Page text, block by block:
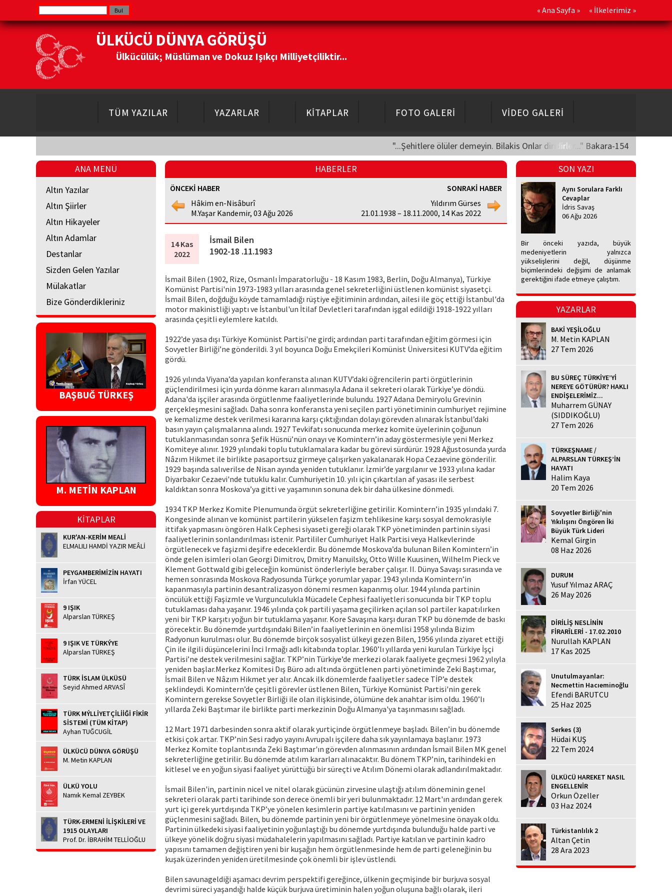
« Ana Sayfa » « İlkelerimiz »
ÜLKÜCÜ DÜNYA GÖRÜŞÜ
Ülkücülük; Müslüman ve Dokuz Işıkçı Milliyetçiliktir...
TÜM YAZILAR YAZARLAR KİTAPLAR FOTO GALERİ VİDEO GALERİ
"...Şehitlere ölüler demeyin. Bilakis Onlar diridirler..." Bakara-154
ANA MENÜ
Altın Yazılar
Altın Şiirler
Altın Hikayeler
Altın Adamlar
Destanlar
Sizden Gelen Yazılar
Mülakatlar
Bize Gönderdikleriniz
BAŞBUĞ TÜRKEŞ
M. METİN KAPLAN
KİTAPLAR
KUR'AN-KERİM MEALİ
ELMALILI HAMDİ YAZIR MEÂLİ
PEYGAMBERİMİZİN HAYATI
İrfan YÜCEL
9 IŞIK
Alparslan TÜRKEŞ
9 IŞIK VE TÜRKÝYE
Alparslan TÜRKEŞ
TÜRK İSLAM ÜLKÜSÜ
Seyid Ahmed ARVASÎ
TÜRK MÝLLİYETÇİLİİĞİ FİKİR
SİSTEMİ (TÜM KİTAP)
Ayhan TUĞCUGİL
ÜLKÜCÜ DÜNYA GÖRÜŞÜ
M. Metin KAPLAN
ÜLKÜ YOLU
Namık Kemal ZEYBEK
TÜRK-ERMENİ İLİŞKİLERİ VE
1915 OLAYLARI
Prof. Dr. İBRAHİM TELLİOĞLU
HABERLER
ÖNCEKİ HABER
Hâkim en-Nisâburî
M.Yaşar Kandemir, 03 Ağu 2026
SONRAKİ HABER
Yıldırım Gürses
21.01.1938 – 18.11.2000, 14 Kas 2022
14 Kas
2022
İsmail Bilen
1902-18 .11.1983
İsmail Bilen (1902, Rize, Osmanlı İmparatorluğu - 18 Kasım 1983, Berlin, Doğu Almanya), Türkiye
Komünist Partisi'nin 1973-1983 yılları arasında genel sekreterliğini üstlenen komünist siyasetçi.
İsmail Bilen, doğduğu köyde tamamladığı rüştiye eğitiminin ardından, ailesi ile göç ettiği İstanbul'da
motor makinistliği yaptı ve İstanbul'un İtilaf Devletleri tarafından işgal edildiği 1918-1922 yılları
arasında çeşitli eylemlere katıldı.
1922’de yasa dışı Türkiye Komünist Partisi'ne girdi; ardından parti tarafından eğitim görmesi için
Sovyetler Birliği’ne gönderildi. 3 yıl boyunca Doğu Emekçileri Komünist Üniversitesi KUTV’da eğitim
gördü.
1926 yılında Viyana’da yapılan konferansta alınan KUTV’daki öğrencilerin parti örgütlerinin
güçlendirilmesi için yurda dönme kararı alınmasıyla Adana il sekreteri olarak Türkiye’ye döndü.
Adana'da işçiler arasında örgütlenme faaliyetlerinde bulundu. 1927 Adana Demiryolu Grevinin
gerçekleşmesini sağladı. Daha sonra konferansta yeni seçilen parti yönetiminin cumhuriyet rejimine
ve kemalizme destek verilmesi kararına karşı çıktığından dolayı görevden alınarak İstanbul’daki
basın yayın çalışmalarına alındı. 1927 Tevkifatı sonucunda merkez komite üyelerinin çoğunun
tutuklanmasından sonra Şefik Hüsnü’nün onayı ve Komintern’in aday göstermesiyle yeni Merkez
Komiteye alınır. 1929 yılındaki toplu tutuklamalara kadar bu görevi sürdürür. 1928 Ağustosunda yurda
Nâzım Hikmet ile birlikte pasaportsuz girmeye çalışırken yakalanarak Hopa Cezaevine gönderilir.
1929 başında salıverilse de Nisan ayında yeniden tutuklanır. İzmir’de yargılanır ve 1933 yılına kadar
Diyarbakır Cezaevi'nde tutuklu kalır. Cumhuriyetin 10. yılı için çıkartılan af yasası ile serbest
kaldıktan sonra Moskova’ya gitti ve yaşamının sonuna dek bir daha ülkesine dönmedi.
1934 TKP Merkez Komite Plenumunda örgüt sekreterliğine getirilir. Komintern’in 1935 yılındaki 7.
Kongesinde alınan ve komünist partilerin yükselen faşizm tehlikesine karşı sosyal demokrasiyle
ittifak yapmasını öngören Halk Cephesi siyaseti gereği olarak TKP yönetiminden partinin siyasi
faaliyetlerinin sonlandırılması istenir. Partililer Cumhuriyet Halk Partisi veya Halkevlerinde
örgütlenecek ve faşizmi deşifre edeceklerdir. Bu dönemde Moskova’da bulunan Bilen Komintern’in
önde gelen isimleri olan Georgi Dimitrov, Dmitry Manuilsky, Otto Wille Kuusinen, Wilhelm Pieck ve
Klement Gottwald gibi geleceğin komünist önderleriyle beraber çalışır. II. Dünya Savaşı sırasında ve
hemen sonrasında Moskova Radyosunda Türkçe yorumlar yapar. 1943 yılında Komintern’in
kapanmasıyla partinin desantralizasyon dönemi resmen kapanmış olur. 1944 yılında partinin
öncülük ettiği Faşizmle ve Vurgunculukla Mücadele Cephesi faaliyetleri sonucunda bir TKP toplu
tutuklaması daha yaşanır. 1946 yılında çok partili yaşama geçilirken açılan sol partiler kapatılırken
yeni bir TKP karşıtı yoğun bir tutuklama yaşanır. Kore Savaşına karşı duran TKP bu dönemde de baskı
görecektir. Bu dönemde yurtdışındaki Bilen’in faaliyetlerinin en önemlisi 1958 yılında Bizim
Radyonun kurulması olur. Bu dönemde birçok sosyalist ülkeyi gezen Bilen, 1956 yılında ziyaret ettiği
Çin ile ilgili düşüncelerini İnci Irmağı adlı kitabında toplar. 1960’lı yıllarda yeni kurulan Türkiye İşçi
Partisi’ne destek verilmesini sağlar. TKP’nin Türkiye’de merkezi olarak faaliyete geçmesi 1962 yılıyla
yeniden başlar.Merkez Komitesi Dış Büro adı altında örgütlenen parti yönetiminde Zeki Baştımar,
İsmail Bilen ve Nâzım Hikmet yer alır. Ancak ilk dönemlerde faaliyetler sadece TİP’e destek
şeklindeydi. Komintern’de çeşitli görevler üstlenen Bilen, Türkiye Komünist Partisi'nin gerek
Komintern gerekse Sovyetler Birliği ile olan ilişkisinde, ölümüne dek anahtar isim oldu. 1960’lı
yıllarda Zeki Baştımar ile birlikte parti merkezinin Doğu Almanya'ya taşınmasını sağladı.
12 Mart 1971 darbesinden sonra aktif olarak yurtiçinde örgütlenmeye başladı. Bilen’in bu dönemde
etkisi çok artar. TKP’nin Sesi radyo yayını Avrupalı işçilere daha sık yayınlamaya başlanır. 1973
Merkez Komite toplantısında Zeki Baştımar'ın görevden alınmasının ardından İsmail Bilen MK genel
sekreterliğine getirilir. Bu dönemde atılım kararları alınacaktır. Bu dönem TKP’nin, tarihindeki en
kitlesel ve en yoğun siyasi faaliyet yürüttüğü bir süreçti ve Atılım Dönemi olarak adlandırılmaktadır.
İsmail Bilen'in, partinin nicel ve nitel olarak gücünün zirvesine ulaştığı atılım döneminin genel
sekreteri olarak parti tarihinde son derece önemli bir yeri bulunmaktadır. 12 Mart'ın ardından gerek
yurt içi gerek yurtdışında TKP’ye yönelen kesimlerin partiye katılmasını ve partinin yeniden
güçlenmesini sağladı. Bilen, bu dönemde partinin yeni bir örgütlenmeye yönelmesine önayak oldu.
Partinin ülkedeki siyasi faaliyetinin yoğunlaştığı bu dönemde yurtdışında bulunduğu halde parti ve
ülkeye yönelik doğru siyasi müdahalelerin yapılmasını sağladı. Partiye katılan ve partinin kadro
yapısını tamamen değiştiren yeni bir kuşağın hem örgütlenmesinde hem de parti geleneğinin bu
kuşak üzerinden yeniden üretilmesinde çok önemli bir işlev üstlendi.
Bilen savunageldiği aşamacı devrim perspektifi gereğince, ülkenin geçmişinde bir burjuva sosyal
devrimi süreci yaşandığı halde küçük burjuva üretiminin halen yoğun oluşuna bağlı olarak, ileri
SON YAZI
Aynı Sorulara Farklı
Cevaplar
İdris Savaş
06 Ağu 2026
Bir önceki yazıda, büyük
medeniyetlerin yalnızca
yükselişlerini değil, düşünme
biçimlerindeki değişimi de anlamak
gerektiğini ifade etmeye çalıştım.
YAZARLAR
BAKİ YEŞİLOĞLU
M. Metin KAPLAN
27 Tem 2026
BU SÜREÇ TÜRKİYE’Yİ
NEREYE GÖTÜRÜR? HAKLI
ENDİŞELERİMİZ...
Muharrem GÜNAY
(SIDDIKOĞLU)
27 Tem 2026
TÜRKEŞNAME /
ALPARSLAN TÜRKEŞ’İN
HAYATI
Halim Kaya
20 Tem 2026
Sovyetler Birliği'nin
Yıkılışını Öngören İki
Büyük Türk Lideri
Kemal Girgin
08 Haz 2026
DURUM
Yusuf Yılmaz ARAÇ
26 May 2026
DİRİLİŞ NESLİNİN
FİRARÎLERİ - 17.02.2010
Nurullah KAPLAN
17 Kas 2025
Unutulmayanlar:
Necmettin Hacıeminoğlu
Efendi BARUTCU
25 Haz 2025
Serkes (3)
Hüdai KUŞ
22 Tem 2024
ÜLKÜCÜ HAREKET NASIL
ENGELLENİR
Orkun Özeller
03 Haz 2024
Türkistanlılık 2
Altan Çetin
28 Ara 2023